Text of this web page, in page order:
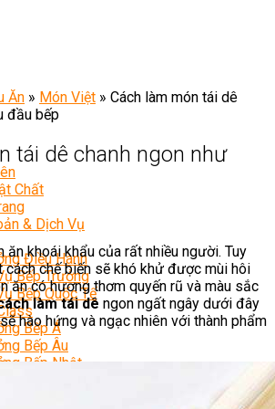
Chất
& Dịch Vụ
Điều Hành
Bếp Trưởng
Bếp Quốc Tế
Bếp Á
Bếp Âu
Bếp Nhật
Ăn » Món Việt » Cách làm món tái dê
đầu bếp
tái dê chanh ngon như
ăn khoái khẩu của rất nhiều người. Tuy
cách chế biến sẽ khó khử được mùi hôi
ăn có hương thơm quyến rũ và màu sắc
làm tái dê ngon ngất ngây dưới đây
hào hứng và ngạc nhiên với thành phẩm